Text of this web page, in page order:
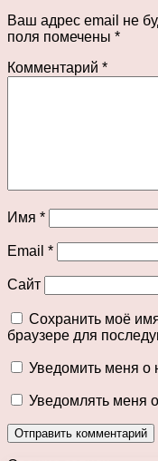
Ваш адрес email не
поля помечены *
Комментарий *
Имя *
Email *
Сайт
Сохранить моё
браузере для
Уведомить меня о
Уведомлять меня